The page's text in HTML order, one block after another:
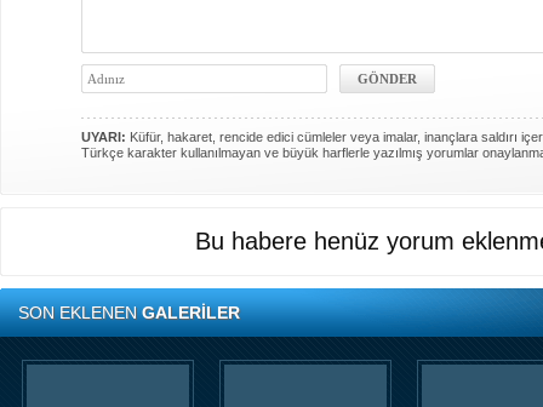
UYARI: Küfür, hakaret, rencide edici cümleler veya imalar, inançlara saldırı
Türkçe karakter kullanılmayan ve büyük harflerle yazılmış yorumlar
Bu habere henüz yorum
SON EKLENENGALERİLER